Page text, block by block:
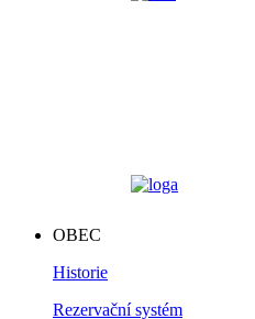
OBEC
Historie
Rezervační systém